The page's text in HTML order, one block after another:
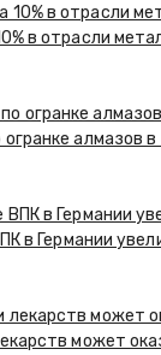
в отрасли
алмазов
в Германии
может